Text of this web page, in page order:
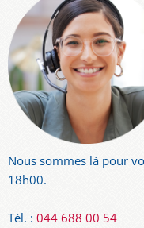
Nous sommes là pour
18h00.
Tél. : 044 688 00 54